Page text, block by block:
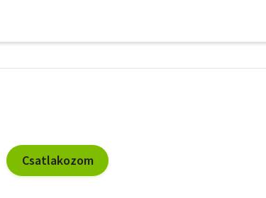
szűrők
Csatlakozom